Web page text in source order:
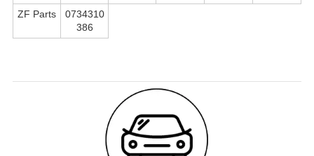
ZF Parts
0734310
386